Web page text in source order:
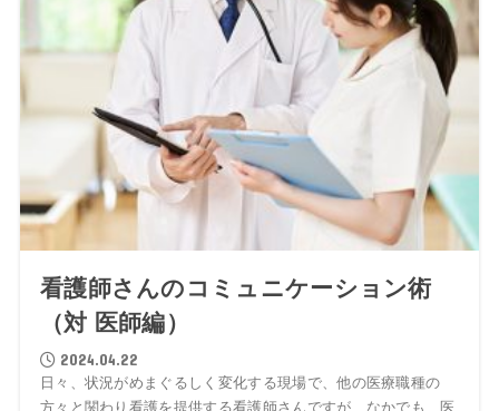
看護師さんのコミュニケーション術
（対 医師編）
2024.04.22
日々、状況がめまぐるしく変化する現場で、他の医療職種の